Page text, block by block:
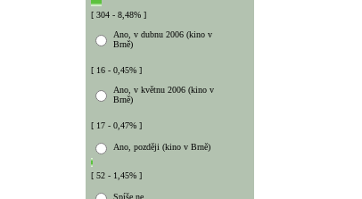
[ 304 - 8,48% ]
Ano, v dubnu 2006 (kino v
Brně)
[ 16 - 0,45% ]
Ano, v květnu 2006 (kino v
Brně)
[ 17 - 0,47% ]
Ano, později (kino v Brně)
[ 52 - 1,45% ]
Spíše ne